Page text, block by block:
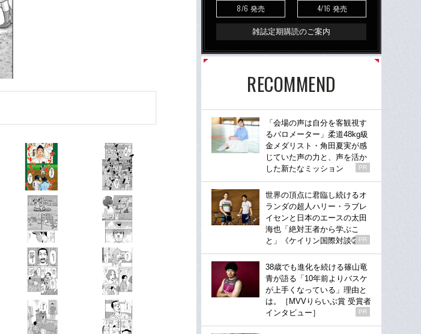
8/6 発売 4/16 発売
雑誌定期購読のご案内
RECOMMEND
「会場の声は自分を客観視す
るバロメーター」柔道48kg級
金メダリスト・角田夏実が感
じていた声の力と、声を活か
した新たなミッション
PR
世界の頂点に君臨し続けるオ
ランダの超人ハリー・ラブレ
イセンと日本のエースの太田
海也「絶対王者から学ぶこ
と」《ケイリン国際対談②》
PR
38歳でも進化を続ける篠山竜
青が語る「10年前よりバスケ
が上手くなっている」理由と
は。［MVVりらいぶ賞 受賞者
インタビュー］
PR